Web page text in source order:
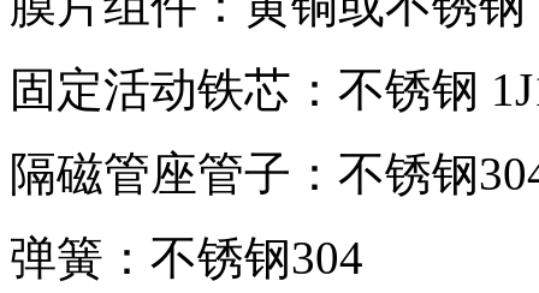
固定活动铁芯：不锈钢
隔磁管座管子：不锈钢
弹簧：不锈钢304